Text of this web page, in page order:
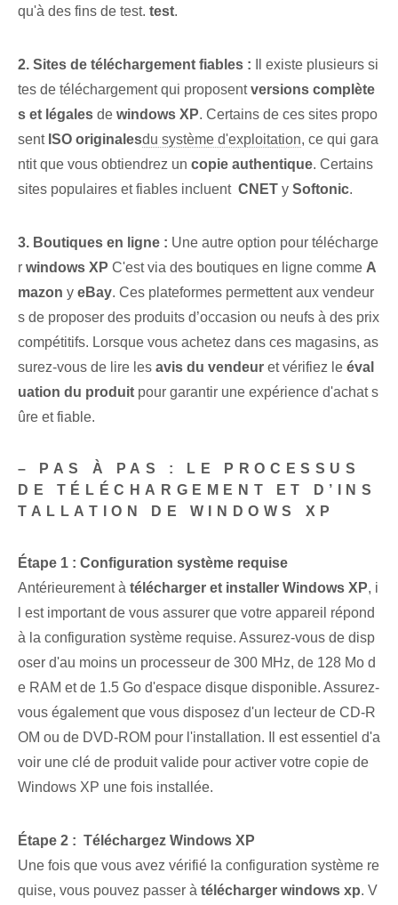
qu'à des fins de test. test.
2. Sites de téléchargement fiables : Il existe plusieurs si
tes de téléchargement qui proposentversions complète
s‍ et légales de windows XP. Certains de ces sites propo
sent ISO originalesdu système d'exploitation, ce qui ⁢gara
ntit que vous obtiendrez un copie authentique. Certains
sites populaires et fiables⁤ incluent ⁢ CNET y Softonic.
3. Boutiques en ligne : Une autre option pour télécharge
r windows XP C'est via des boutiques en ligne comme A
mazon y eBay. Ces plateformes permettent aux vendeur
s de proposer des produits d’occasion ou neufs à des prix
compétitifs. Lorsque vous achetez dans ces magasins, as
surez-vous de lire les avis du vendeur et vérifiez le éval
uation du produit pour garantir une expérience d'achat s
ûre et fiable.
– PAS À PAS : LE PROCESSUS
DE TÉLÉCHARGEMENT ET D’INS
TALLATION DE WINDOWS XP
Étape 1 : Configuration système requise
Antérieurement à télécharger et installer Windows XP, i
l est important de vous assurer que votre appareil répond
à la configuration système requise. Assurez-vous de disp
oser d'au moins un processeur de 300 MHz, de 128 Mo d
e RAM et de 1.5 Go d'espace disque disponible. Assurez-
vous également que vous disposez d'un lecteur de CD-R
OM ou de DVD-ROM pour l'installation. Il est essentiel d'a
voir une clé de produit valide pour activer votre copie de
Windows XP une fois installée.
Étape 2 : ‌ Téléchargez Windows XP
Une fois que vous avez vérifié la configuration système re
quise, vous pouvez passer à télécharger windows xp. V